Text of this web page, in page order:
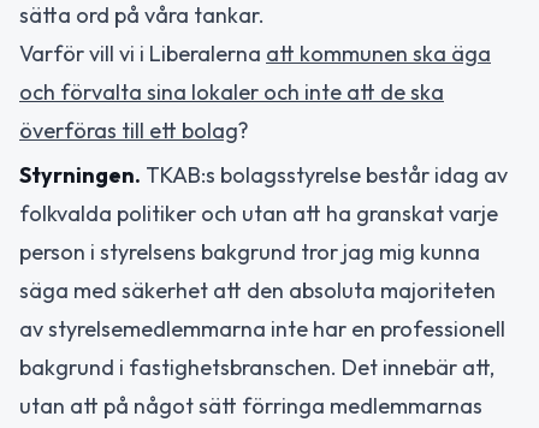
sätta ord på våra tankar.
Varför vill vi i Liberalerna att kommunen ska äga
och förvalta sina lokaler och inte att de ska
överföras till ett bolag?
Styrningen. TKAB:s bolagsstyrelse består idag av
folkvalda politiker och utan att ha granskat varje
person i styrelsens bakgrund tror jag mig kunna
säga med säkerhet att den absoluta majoriteten
av styrelsemedlemmarna inte har en professionell
bakgrund i fastighetsbranschen. Det innebär att,
utan att på något sätt förringa medlemmarnas